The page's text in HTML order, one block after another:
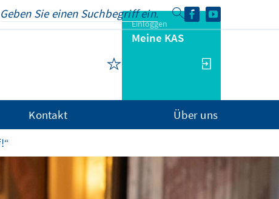
Einloggen
Meine KAS
Kontakt Über uns